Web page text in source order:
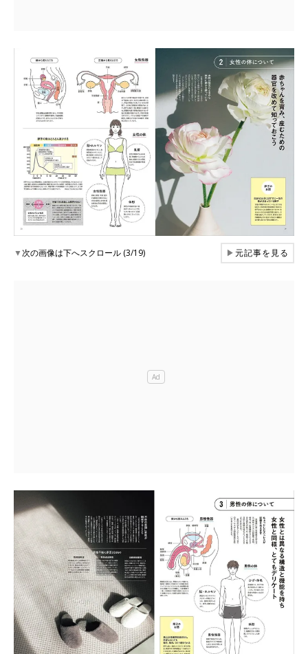
▼次の画像は下へスクロール (3/19) ▶元記事を見る